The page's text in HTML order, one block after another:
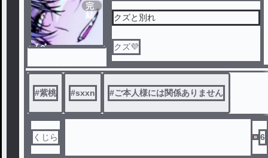
ノベ
完
結
クズと別れ
#紫桃 #sxxn #ご本人様には関係ありません
くじら 6